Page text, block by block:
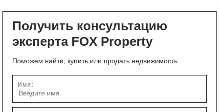
Получить консультацию
эксперта FOX Property
Поможем найти, купить или продать недвижимость
Имя: